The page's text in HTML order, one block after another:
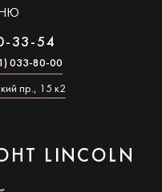
33-54
033-80-00
пр., 15 к2
LINCOLN